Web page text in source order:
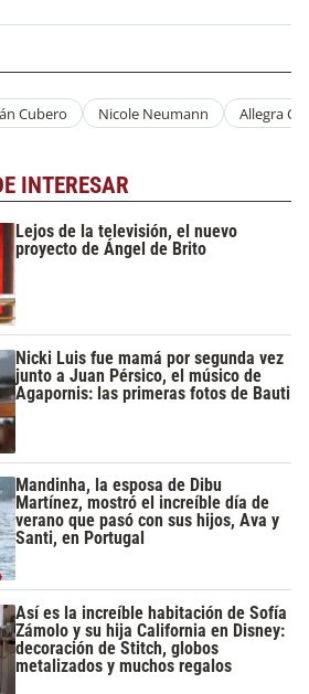
Cubero Nicole Neumann Allegra
INTERESAR
Lejos de la televisión, el nuevo
proyecto de Ángel de Brito
Nicki Luis fue mamá por segunda vez
junto a Juan Pérsico, el músico de
Agapornis: las primeras fotos de Bauti
Mandinha, la esposa de Dibu
Martínez, mostró el increíble día de
verano que pasó con sus hijos, Ava y
Santi, en Portugal
Así es la increíble habitación de Sofía
Zámolo y su hija California en Disney:
decoración de Stitch, globos
metalizados y muchos regalos